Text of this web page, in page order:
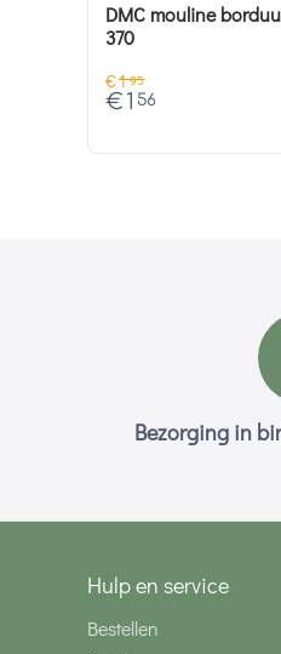
DMC mouline
370
€1 95
€1 56
Bezorging in
Hulp en service
Bestellen